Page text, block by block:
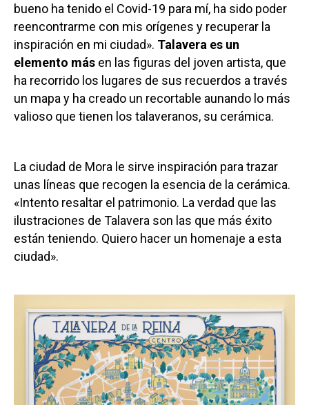
bueno ha tenido el Covid-19 para mí, ha sido poder
reencontrarme con mis orígenes y recuperar la
inspiración en mi ciudad». Talavera es un
elemento más en las figuras del joven artista, que
ha recorrido los lugares de sus recuerdos a través
un mapa y ha creado un recortable aunando lo más
valioso que tienen los talaveranos, su cerámica.
La ciudad de Mora le sirve inspiración para trazar
unas líneas que recogen la esencia de la cerámica.
«Intento resaltar el patrimonio. La verdad que las
ilustraciones de Talavera son las que más éxito
están teniendo. Quiero hacer un homenaje a esta
ciudad».